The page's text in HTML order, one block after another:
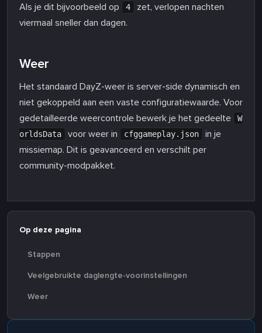
Als je dit bijvoorbeeld op
4
zet, verlopen nachten
viermaal sneller dan dagen.
Weer
Het standaard DayZ-weer is server-side dynamisch en
niet gekoppeld aan een vaste configuratiewaarde. Voor
gedetailleerde weercontrole bewerk je het gedeelte
W
orldsData
voor weer in cfggameplay.json
in je
missiemap. Dit is geavanceerd en verschilt per
community-modpakket.
Op deze pagina
Stappen
Veelgebruikte daglengte-voorinstellingen
Weer